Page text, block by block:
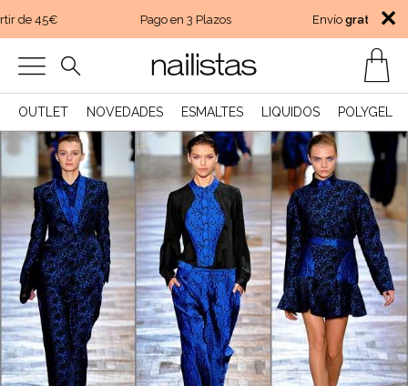
de 45€ Pago en 3 Plazos Envíogratisa ✕
OUTLET NOVEDADES ESMALTES LIQUIDOS POLYGEL